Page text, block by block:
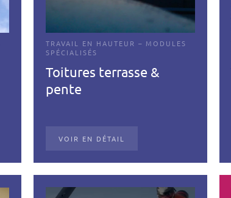
TRAVAIL EN HAUTEUR – MODULES
SPÉCIALISÉS
Toitures terrasse &
pente
VOIR EN DÉTAIL